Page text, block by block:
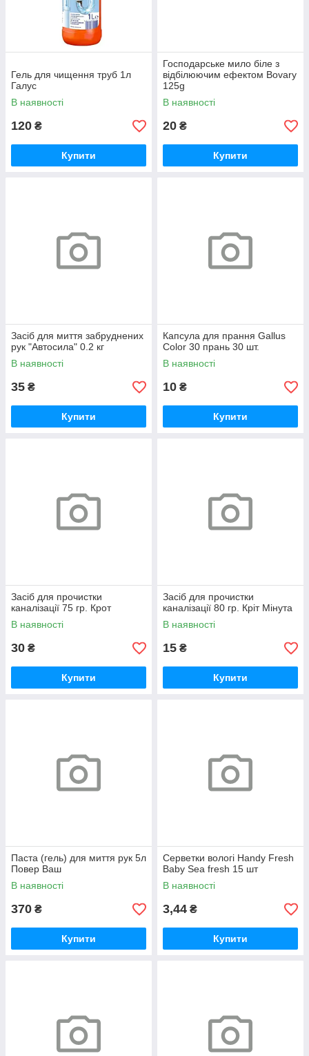
Гель для чищення труб 1л
Галус
В наявності
120 ₴
Купити
Господарське мило біле з
відбілюючим ефектом Bovary
125g
В наявності
20 ₴
Купити
Засіб для миття забруднених
рук "Автосила" 0.2 кг
В наявності
35 ₴
Купити
Капсула для прання Gallus
Color 30 прань 30 шт.
В наявності
10 ₴
Купити
Засіб для прочистки
каналізації 75 гр. Крот
В наявності
30 ₴
Купити
Засіб для прочистки
каналізації 80 гр. Кріт Мінута
В наявності
15 ₴
Купити
Паста (гель) для миття рук 5л
Повер Ваш
В наявності
370 ₴
Купити
Серветки вологі Handy Fresh
Baby Sea fresh 15 шт
В наявності
3,44 ₴
Купити